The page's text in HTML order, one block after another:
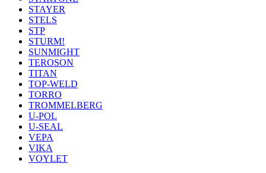
STAYER
STELS
STP
STURM!
SUNMIGHT
TEROSON
TITAN
TOP-WELD
TORRO
TROMMELBERG
U-POL
U-SEAL
VEPA
VIKA
VOYLET